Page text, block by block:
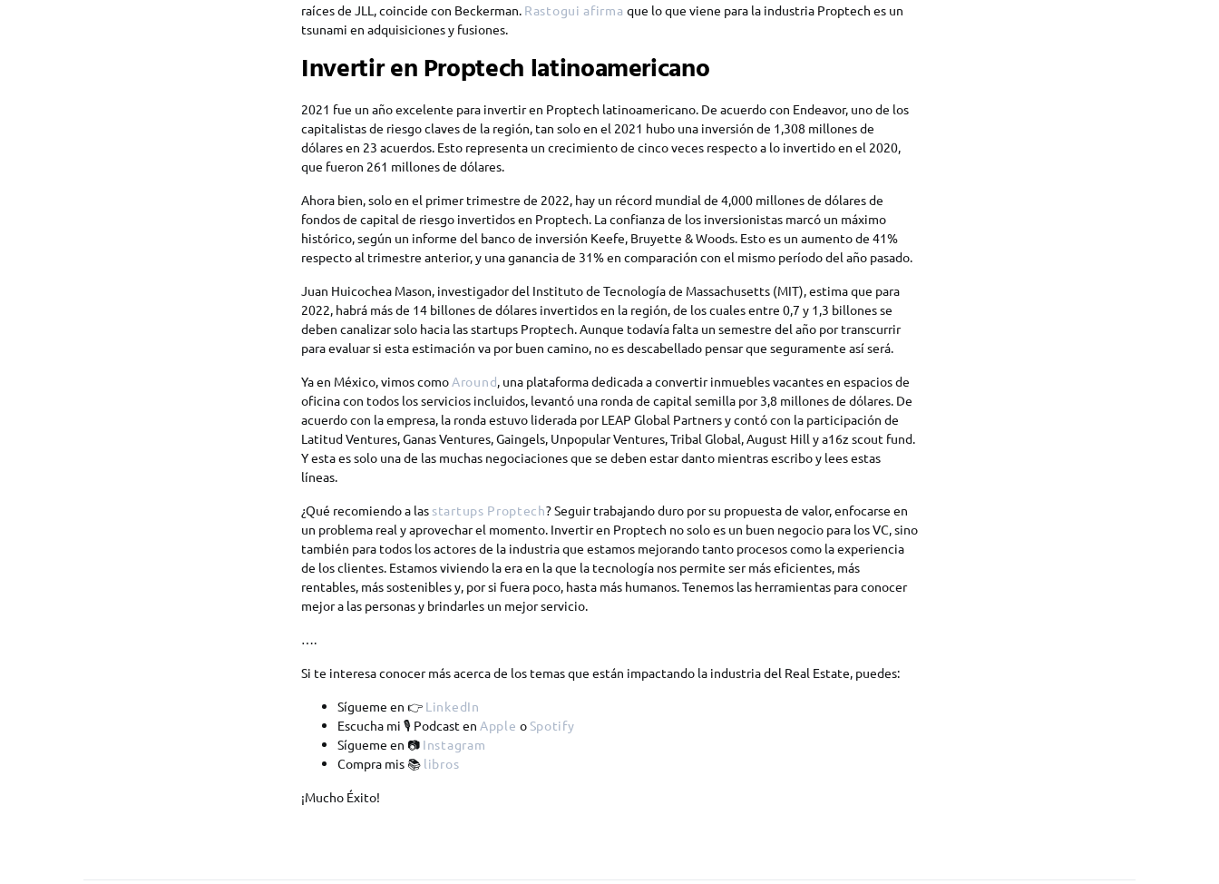
raíces de JLL, coincide con Beckerman. Rastogui afirma que lo que viene para la industria Proptech es un
tsunami en adquisiciones y fusiones.
Invertir en Proptech latinoamericano
2021 fue un año excelente para invertir en Proptech latinoamericano. De acuerdo con Endeavor, uno de los
capitalistas de riesgo claves de la región, tan solo en el 2021 hubo una inversión de 1,308 millones de
dólares en 23 acuerdos. Esto representa un crecimiento de cinco veces respecto a lo invertido en el 2020,
que fueron 261 millones de dólares.
Ahora bien, solo en el primer trimestre de 2022, hay un récord mundial de 4,000 millones de dólares de
fondos de capital de riesgo invertidos en Proptech. La confianza de los inversionistas marcó un máximo
histórico, según un informe del banco de inversión Keefe, Bruyette & Woods. Esto es un aumento de 41%
respecto al trimestre anterior, y una ganancia de 31% en comparación con el mismo período del año pasado.
Juan Huicochea Mason, investigador del Instituto de Tecnología de Massachusetts (MIT), estima que para
2022, habrá más de 14 billones de dólares invertidos en la región, de los cuales entre 0,7 y 1,3 billones se
deben canalizar solo hacia las startups Proptech. Aunque todavía falta un semestre del año por transcurrir
para evaluar si esta estimación va por buen camino, no es descabellado pensar que seguramente así será.
Ya en México, vimos comoAround, una plataforma dedicada a convertir inmuebles vacantes en espacios de
oficina con todos los servicios incluidos, levantó una ronda de capital semilla por 3,8 millones de dólares. De
acuerdo con la empresa, la ronda estuvo liderada por LEAP Global Partners y contó con la participación de
Latitud Ventures, Ganas Ventures, Gaingels, Unpopular Ventures, Tribal Global, August Hill y a16z scout fund.
Y esta es solo una de las muchas negociaciones que se deben estar danto mientras escribo y lees estas
líneas.
¿Qué recomiendo a las startups Proptech? Seguir trabajando duro por su propuesta de valor, enfocarse en
un problema real y aprovechar el momento. Invertir en Proptech no solo es un buen negocio para los VC, sino
también para todos los actores de la industria que estamos mejorando tanto procesos como la experiencia
de los clientes. Estamos viviendo la era en la que la tecnología nos permite ser más eficientes, más
rentables, más sostenibles y, por si fuera poco, hasta más humanos. Tenemos las herramientas para conocer
mejor a las personas y brindarles un mejor servicio.
….
Si te interesa conocer más acerca de los temas que están impactando la industria del Real Estate, puedes:
Sígueme en 👉 LinkedIn
Escucha mi 🎙 Podcast en Apple o Spotify
Sígueme en 📷 Instagram
Compra mis 📚 libros
¡Mucho Éxito!